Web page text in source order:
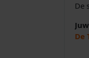
De
De